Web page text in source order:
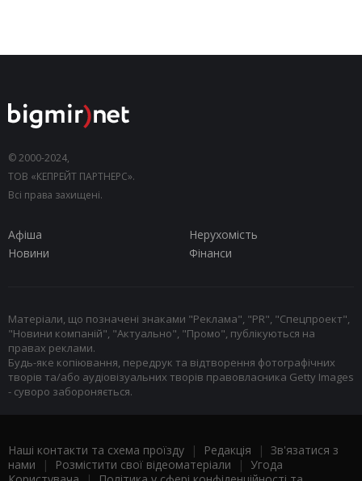
© 2000-2024,
ТОВ «КЕПРЕЙТ ПАРТНЕРС».
Всі права захищені.
Афіша
Нерухомість
Новини
Фінанси
Матеріали, що позначені знаками "Реклама", "PR", "Спецпроект",
"Новини компаній", "Актуально", "Промо", публікуються на
правах реклами.
Будь-яке копіювання, передрук та відтворення фотографічних
творів та/або аудіовізуальних творів правовласника Getty Images
- суворо забороняється.
Наші контакти та схема проїзду | Редакція | Зв'язатися з
нами | Розмістити свої відеоматеріали | Угода